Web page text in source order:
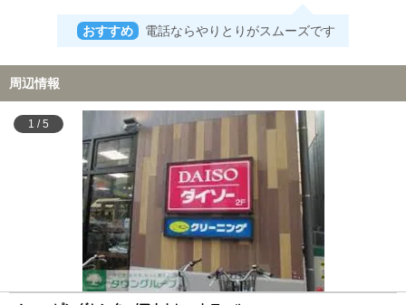
おすすめ 電話ならやりとりがスムーズです
周辺情報
1 /5